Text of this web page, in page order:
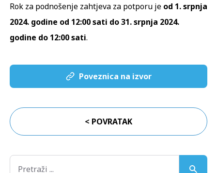
Rok za podnošenje zahtjeva za potporu je od 1. srpnja
2024. godine od 12:00 sati do 31. srpnja 2024.
godine do 12:00 sati.
Poveznica na izvor
< POVRATAK